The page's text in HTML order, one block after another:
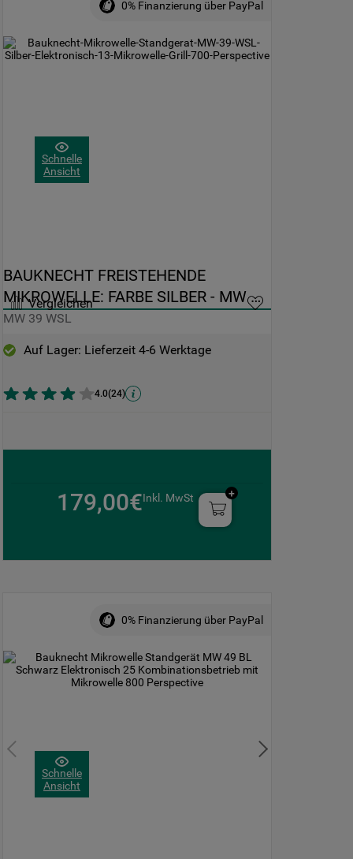
Schnelle
Ansicht
0% Finanzierung über PayPal
Vergleichen
BAUKNECHT FREISTEHENDE
MIKROWELLE: FARBE SILBER - MW
39 WSL
MW 39 WSL
Auf Lager: Lieferzeit 4-6 Werktage
4.0(24)
179,00€Inkl. MwSt
Schnelle
Ansicht
0% Finanzierung über PayPal